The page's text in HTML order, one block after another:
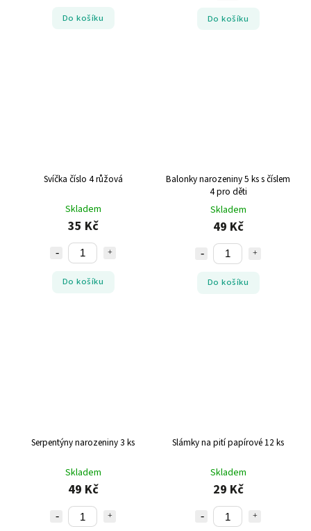
Do košíku Do košíku
Svíčka číslo 4 růžová
Skladem
35 Kč
Do košíku
Balonky narozeniny 5 ks s číslem
4 pro děti
Skladem
49 Kč
Do košíku
Serpentýny narozeniny 3 ks
Skladem
49 Kč
Slámky na pití papírové 12 ks
Skladem
29 Kč